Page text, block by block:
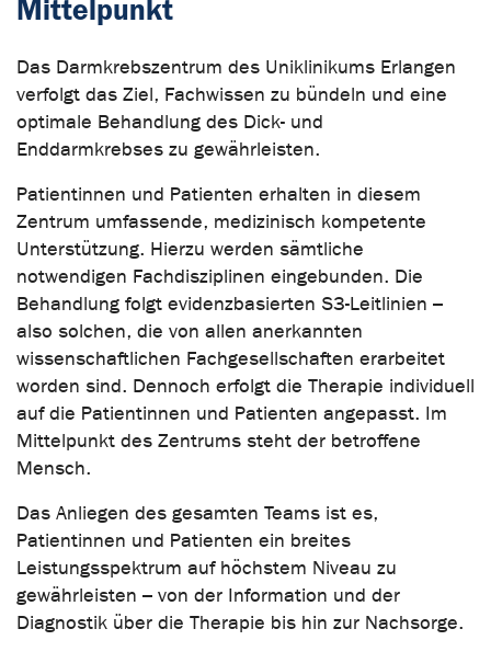
Mittelpunkt
Das Darmkrebszentrum des Uniklinikums Erlangen
verfolgt das Ziel, Fachwissen zu bündeln und eine
optimale Behandlung des Dick- und
Enddarmkrebses zu gewährleisten.
Patientinnen und Patienten erhalten in diesem
Zentrum umfassende, medizinisch kompetente
Unterstützung. Hierzu werden sämtliche
notwendigen Fachdisziplinen eingebunden. Die
Behandlung folgt evidenzbasierten S3-Leitlinien –
also solchen, die von allen anerkannten
wissenschaftlichen Fachgesellschaften erarbeitet
worden sind. Dennoch erfolgt die Therapie individuell
auf die Patientinnen und Patienten angepasst. Im
Mittelpunkt des Zentrums steht der betroffene
Mensch.
Das Anliegen des gesamten Teams ist es,
Patientinnen und Patienten ein breites
Leistungsspektrum auf höchstem Niveau zu
gewährleisten – von der Information und der
Diagnostik über die Therapie bis hin zur Nachsorge.